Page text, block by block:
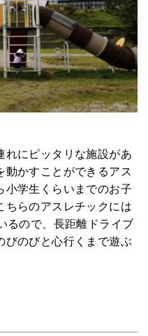
れにピッタリな施設があ
動かすことができるアス
小学生くらいまでのお子
ちらのアスレチックには
るので、長距離ドライブ
びのびと心行くまで遊ぶ